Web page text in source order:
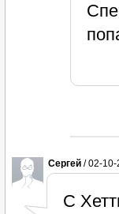
Сергей / 02-
С